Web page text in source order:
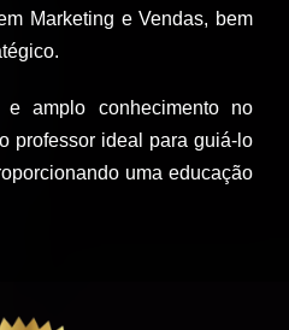
Marketing e Vendas, bem
e amplo conhecimento no
professor ideal para guiá-lo
uma educação